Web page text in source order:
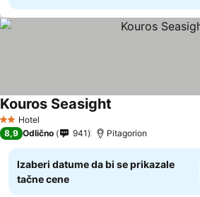
2 Zvezdice
Hotel
Kouros Seasight
8,9 Odlično 941 Pitagorion
Izaberi datume da bi se prikazale
tačne cene